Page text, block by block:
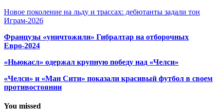
Новое поколение на льду и трассах: дебютанты задали тон
Играм-2026
Французы «уничтожили» Гибралтар на отборочных
Евро-2024
«Ньюкасл» одержал крупную победу над «Челси»
«Челси» и «Ман Сити» показали красивый футбол в своем
противостоянии
You missed